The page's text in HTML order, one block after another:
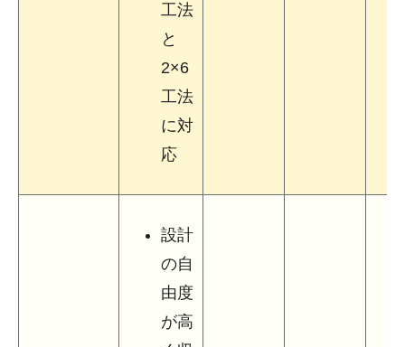
工法
と
2×6
工法
に対
応
設計
の自
由度
が高